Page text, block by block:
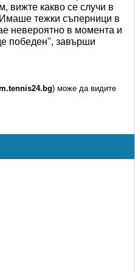
вижте какво се случи в
тежки съперници в
невероятно в момента и
победен", завърши
) може да видите